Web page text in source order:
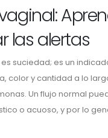
las alertas
es suciedad; es un
color y cantidad a lo
Un flujo normal
o acuoso, y por lo